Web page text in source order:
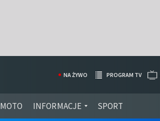
MOTO INFORMACJE SPORT
NA ŻYWO PROGRAM TV